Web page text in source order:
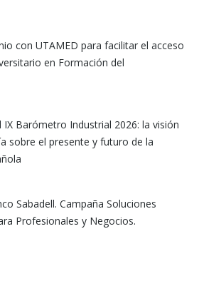
con UTAMED para facilitar el acceso
en Formación del
IX Barómetro Industrial 2026: la visión
sobre el presente y futuro de la
Sabadell. Campaña Soluciones
Profesionales y Negocios.